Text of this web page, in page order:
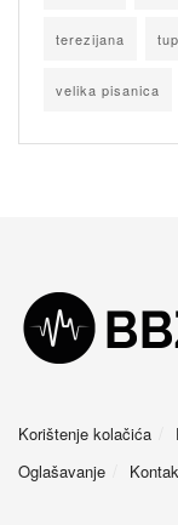
terezijana
velika pisanica
Korištenje kolačića
Oglašavanje